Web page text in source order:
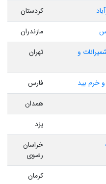
کردستان
مازندران
و
تهران
و خرم بید
فارس
همدان
یزد
خراسان
رضوی
کرمان